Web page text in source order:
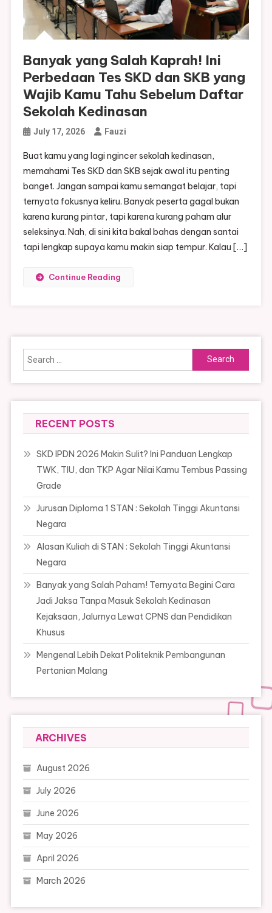
Banyak yang Salah Kaprah! Ini
Perbedaan Tes SKD dan SKB yang
Wajib Kamu Tahu Sebelum Daftar
Sekolah Kedinasan
July 17, 2026 Fauzi
Buat kamu yang lagi ngincer sekolah kedinasan,
memahami Tes SKD dan SKB sejak awal itu penting
banget. Jangan sampai kamu semangat belajar, tapi
ternyata fokusnya keliru. Banyak peserta gagal bukan
karena kurang pintar, tapi karena kurang paham alur
seleksinya. Nah, di sini kita bakal bahas dengan santai
tapi lengkap supaya kamu makin siap tempur. Kalau […]
Continue Reading
Search
for:
RECENT POSTS
SKD IPDN 2026 Makin Sulit? Ini Panduan Lengkap
TWK, TIU, dan TKP Agar Nilai Kamu Tembus Passing
Grade
Jurusan Diploma 1 STAN : Sekolah Tinggi Akuntansi
Negara
Alasan Kuliah di STAN : Sekolah Tinggi Akuntansi
Negara
Banyak yang Salah Paham! Ternyata Begini Cara
Jadi Jaksa Tanpa Masuk Sekolah Kedinasan
Kejaksaan, Jalurnya Lewat CPNS dan Pendidikan
Khusus
Mengenal Lebih Dekat Politeknik Pembangunan
Pertanian Malang
ARCHIVES
August 2026
July 2026
June 2026
May 2026
April 2026
March 2026